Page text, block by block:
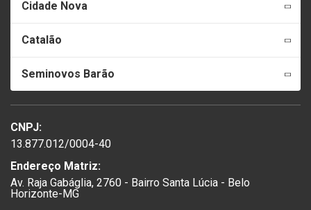
Cidade Nova
Catalão
Seminovos Barão
CNPJ:
13.877.012/0004-40
Endereço Matriz:
Av. Raja Gabáglia, 2760 - Bairro Santa Lúcia - Belo
Horizonte-MG